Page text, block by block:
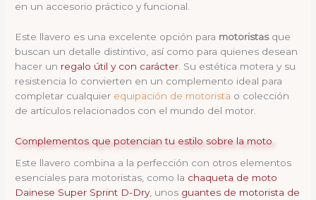
en un accesorio práctico y funcional.
Este llavero es una excelente opción para motoristasque
buscan un detalle distintivo, así como para quienes desean
hacer un regalo útil y con carácter. Su estética motera y su
resistencia lo convierten en un complemento ideal para
completar cualquier equipación de motorista o colección
de artículos relacionados con el mundo del motor.
Complementos que potencian tu estilo sobre la moto
Este llavero combina a la perfección con otros elementos
esenciales para motoristas, como la chaqueta de moto
Dainese Super Sprint D-Dry, unos guantes de motorista de